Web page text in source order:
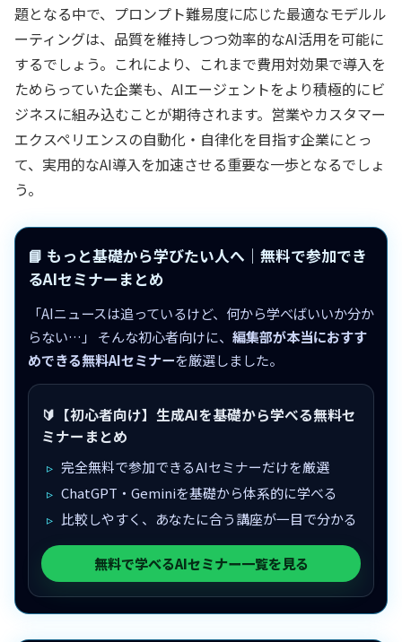
題となる中で、プロンプト難易度に応じた最適なモデルル
ーティングは、品質を維持しつつ効率的なAI活用を可能に
するでしょう。これにより、これまで費用対効果で導入を
ためらっていた企業も、AIエージェントをより積極的にビ
ジネスに組み込むことが期待されます。営業やカスタマー
エクスペリエンスの自動化・自律化を目指す企業にとっ
て、実用的なAI導入を加速させる重要な一歩となるでしょ
う。
📘 もっと基礎から学びたい人へ｜無料で参加でき
るAIセミナーまとめ
「AIニュースは追っているけど、何から学べばいいか分か
らない…」 そんな初心者向けに、 編集部が本当におすす
めできる無料AIセミナーを厳選しました。
🔰【初心者向け】生成AIを基礎から学べる無料セ
ミナーまとめ
完全無料で参加できるAIセミナーだけを厳選
ChatGPT・Geminiを基礎から体系的に学べる
比較しやすく、あなたに合う講座が一目で分かる
無料で学べるAIセミナー一覧を見る